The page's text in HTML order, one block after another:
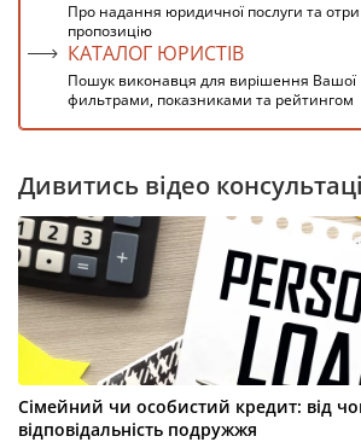
Про надання юридичної послуги та
пропозицію
КАТАЛОГ ЮРИСТІВ
Пошук виконавця для вирішення Вашої
фильтрами, показниками та рейтингом
Дивитись відео
Сімейний чи особистий кредит: від
відповідальність подружжя